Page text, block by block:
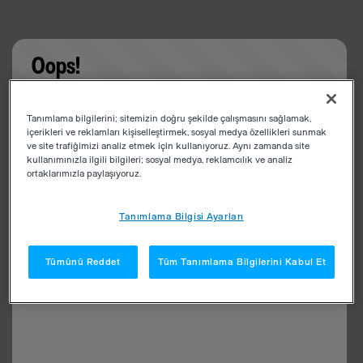
Oops!
app
Tanımlama bilgilerini; sitemizin doğru şekilde çalışmasını sağlamak,
içerikleri ve reklamları kişiselleştirmek, sosyal medya özellikleri sunmak
ve site trafiğimizi analiz etmek için kullanıyoruz. Aynı zamanda site
kullanımınızla ilgili bilgileri; sosyal medya, reklamcılık ve analiz
ortaklarımızla paylaşıyoruz.
Tanımlama Bilgisi Ayarları
Tümünü Reddet Tüm Tanımlama Bilgilerini Kabul Et